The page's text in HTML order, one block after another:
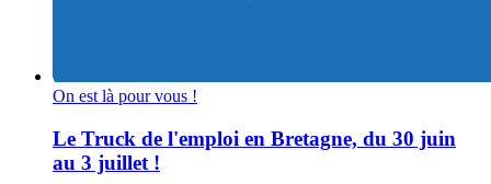
On est là pour vous !
Le Truck de l'emploi en Bretagne, du 30 juin
au 3 juillet !